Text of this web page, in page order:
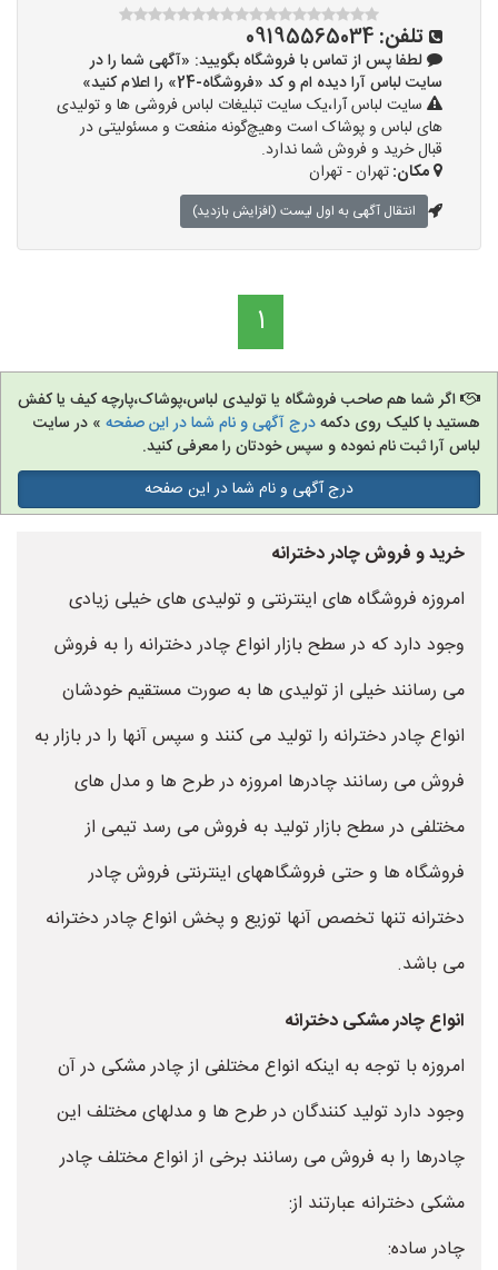
تلفن: 09195565034
لطفا پس از تماس با فروشگاه بگویید: «آگهی شما را در
سایت لباس آرا دیده ام و کد «فروشگاه-24» را اعلام کنید»
سایت لباس آرا،یک سایت تبلیغات لباس فروشی ها و تولیدی
های لباس و پوشاک است وهیچ‌گونه منفعت و مسئولیتی در
قبال خرید و فروش شما ندارد.
مکان:تهران - تهران
انتقال آگهی به اول لیست (افزایش بازدید)
1
اگر شما هم صاحب فروشگاه یا تولیدی لباس،پوشاک،پارچه کیف یا کفش
هستید با کلیک روی دکمهدرج آگهی و نام شما در این صفحه » در سایت
لباس آرا ثبت نام نموده و سپس خودتان را معرفی کنید.
درج آگهی و نام شما در این صفحه
خرید و فروش چادر دخترانه
امروزه فروشگاه های اینترنتی و تولیدی های خیلی زیادی
وجود دارد که در سطح بازار انواع چادر دخترانه را به فروش
می رسانند خیلی از تولیدی ها به صورت مستقیم خودشان
انواع چادر دخترانه را تولید می کنند و سپس آنها را در بازار به
فروش می رسانند چادرها امروزه در طرح ها و مدل های
مختلفی در سطح بازار تولید به فروش می رسد تیمی از
فروشگاه ها و حتی فروشگاههای اینترنتی فروش چادر
دخترانه تنها تخصص آنها توزیع و پخش انواع چادر دخترانه
می باشد.
انواع چادر مشکی دخترانه
امروزه با توجه به اینکه انواع مختلفی از چادر مشکی در آن
وجود دارد تولید کنندگان در طرح ها و مدلهای مختلف این
چادرها را به فروش می رسانند برخی از انواع مختلف چادر
مشکی دخترانه عبارتند از:
چادر ساده: